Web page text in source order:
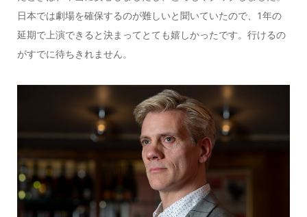
日本では劇場を確保するのが難しいと聞いていたので、1年の
延期で上演できると決まってとても嬉しかったです。行けるの
がすでに待ちきれません。